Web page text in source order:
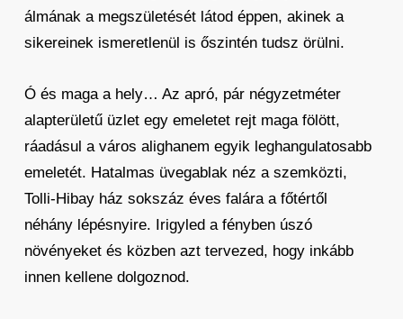
álmának a megszületését látod éppen, akinek a
sikereinek ismeretlenül is őszintén tudsz örülni.
Ó és maga a hely… Az apró, pár négyzetméter
alapterületű üzlet egy emeletet rejt maga fölött,
ráadásul a város alighanem egyik leghangulatosabb
emeletét. Hatalmas üvegablak néz a szemközti,
Tolli-Hibay ház sokszáz éves falára a főtértől
néhány lépésnyire. Irigyled a fényben úszó
növényeket és közben azt tervezed, hogy inkább
innen kellene dolgoznod.